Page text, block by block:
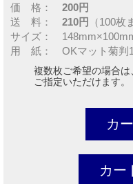
価 格： 200円
送 料： 210円
（100枚
サイズ：
用 紙： OKマット菊判
複数枚ご希望の場合
ご指定いただけます。